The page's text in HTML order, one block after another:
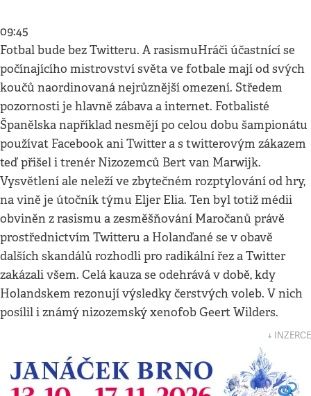
09:45
Fotbal bude bez Twitteru. A rasismuHráči účastnící se
počínajícího mistrovství světa ve fotbale mají od svých
koučů naordinovaná nejrůznější omezení. Středem
pozornosti je hlavně zábava a internet. Fotbalisté
Španělska například nesmějí po celou dobu šampionátu
používat Facebook ani Twitter a s twitterovým zákazem
teď přišel i trenér Nizozemců Bert van Marwijk.
Vysvětlení ale neleží ve zbytečném rozptylování od hry,
na vině je útočník týmu Eljer Elia. Ten byl totiž médii
obviněn z rasismu a zesměšňování Maročanů právě
prostřednictvím Twitteru a Holanďané se v obavě
dalších skandálů rozhodli pro radikální řez a Twitter
zakázali všem. Celá kauza se odehrává v době, kdy
Holandskem rezonují výsledky čerstvých voleb. V nich
posílil i známý nizozemský xenofob Geert Wilders.
↓ INZERCE